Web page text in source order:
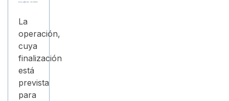
La
operación,
cuya
finalización
está
prevista
para